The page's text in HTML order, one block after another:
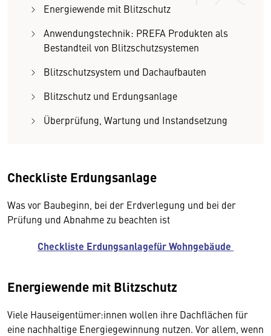
Energiewende mit Blitzschutz
Anwendungstechnik: PREFA Produkten als
Bestandteil von Blitzschutzsystemen
Blitzschutzsystem und Dachaufbauten
Blitzschutz und Erdungsanlage
Überprüfung, Wartung und Instandsetzung
Checkliste Erdungsanlage
Was vor Baubeginn, bei der Erdverlegung und bei der
Prüfung und Abnahme zu beachten ist
Checkliste Erdungsanlagefür Wohngebäude
Energiewende mit Blitzschutz
Viele Hauseigentümer:innen wollen ihre Dachflächen für
eine nachhaltige Energiegewinnung nutzen. Vor allem, wenn